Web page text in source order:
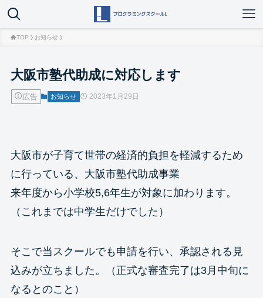
TOP お知らせ
大阪市塾代助成に対応します
広告 お知らせ 2023年1月29日
大阪市が子育て世帯の経済的負担を軽減するため
に行っている、大阪市塾代助成事業
来年度から小学校5,6年生が対象に加わります。
（これまでは中学生だけでした）
そこで当スクールでも申請を行い、承認される見
込みが立ちました。（正式な審査完了は3月中旬に
なるとのこと）